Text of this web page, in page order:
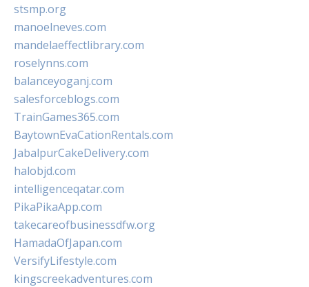
stsmp.org
manoelneves.com
mandelaeffectlibrary.com
roselynns.com
balanceyoganj.com
salesforceblogs.com
TrainGames365.com
BaytownEvaCationRentals.com
JabalpurCakeDelivery.com
halobjd.com
intelligenceqatar.com
PikaPikaApp.com
takecareofbusinessdfw.org
HamadaOfJapan.com
VersifyLifestyle.com
kingscreekadventures.com